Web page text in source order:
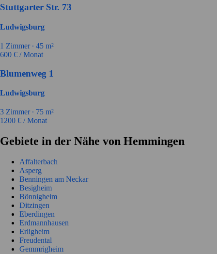
Stuttgarter Str. 73
Ludwigsburg
1 Zimmer ∙ 45 m²
600 € / Monat
Blumenweg 1
Ludwigsburg
3 Zimmer ∙ 75 m²
1200 € / Monat
Gebiete in der Nähe von Hemmingen
Affalterbach
Asperg
Benningen am Neckar
Besigheim
Bönnigheim
Ditzingen
Eberdingen
Erdmannhausen
Erligheim
Freudental
Gemmrigheim